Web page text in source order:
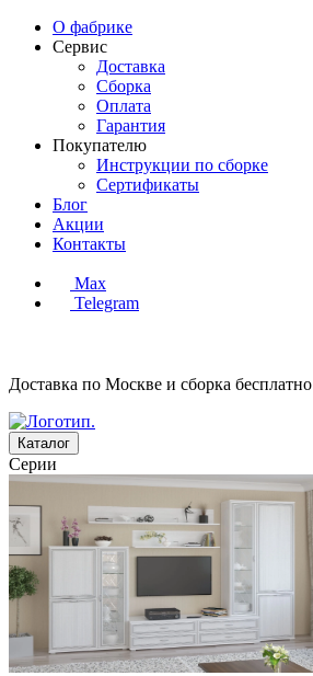
О фабрике
Сервис
Доставка
Сборка
Оплата
Гарантия
Покупателю
Инструкции по сборке
Сертификаты
Блог
Акции
Контакты
Max
Telegram
Доставка по Москве и сборка бесплатно
Каталог
Серии